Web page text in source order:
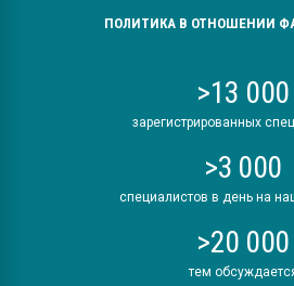
ПОЛИТИКА В ОТНОШЕНИИ
>13 000
зарегистрированных
>3 000
специалистов в день на
>20 000
тем